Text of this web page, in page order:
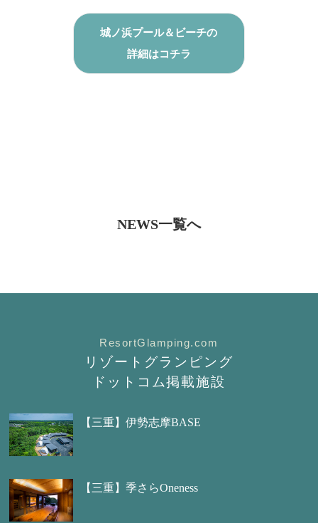
城ノ浜プール＆ビーチの
詳細はコチラ
NEWS一覧へ
ResortGlamping.com
リゾートグランピング
ドットコム掲載施設
【三重】伊勢志摩BASE
【三重】季さらOneness